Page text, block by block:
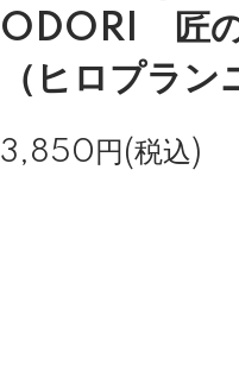
ODORI 匠の
（ヒロプラン
3,850円(税込)